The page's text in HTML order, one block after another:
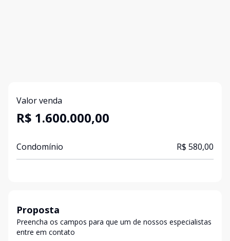
Valor venda
R$ 1.600.000,00
Condomínio R$ 580,00
Proposta
Preencha os campos para que um de nossos especialistas
entre em contato